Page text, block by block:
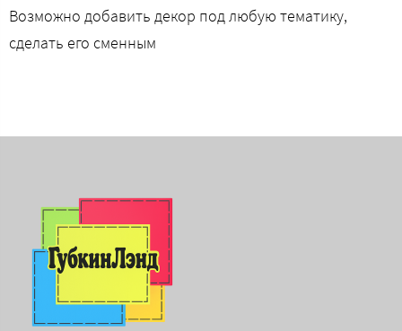
Возможно добавить декор под любую тематику,
сделать его сменным